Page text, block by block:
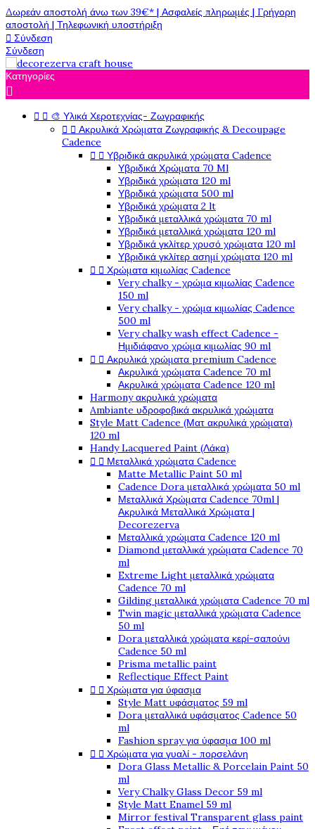
Δωρεάν αποστολή άνω των 39€* | Ασφαλείς πληρωμές | Γρήγορη
αποστολή | Τηλεφωνική υποστήριξη
 Σύνδεση
Σύνδεση
Κατηγορίες

  🎨 Υλικά Χεροτεχνίας- Ζωγραφικής
  Ακρυλικά Χρώματα Ζωγραφικής & Decoupage
Cadence
  Υβριδικά ακρυλικά χρώματα Cadence
Υβριδικά Χρώματα 70 Ml
Υβριδικά χρώματα 120 ml
Υβριδικά χρώματα 500 ml
Υβριδικά χρώματα 2 lt
Υβριδικά μεταλλικά χρώματα 70 ml
Υβριδικά μεταλλικά χρώματα 120 ml
Υβριδικά γκλίτερ χρυσό χρώματα 120 ml
Υβριδικά γκλίτερ ασημί χρώματα 120 ml
  Χρώματα κιμωλίας Cadence
Very chalky - χρώμα κιμωλίας Cadence
150 ml
Very chalky - χρώμα κιμωλίας Cadence
500 ml
Very chalky wash effect Cadence -
Ημιδιάφανο χρώμα κιμωλίας 90 ml
  Ακρυλικά χρώματα premium Cadence
Ακρυλικά χρώματα Cadence 70 ml
Ακρυλικά χρώματα Cadence 120 ml
Harmony ακρυλικά χρώματα
Ambiante υδροφοβικά ακρυλικά χρώματα
Style Matt Cadence (Ματ ακρυλικά χρώματα)
120 ml
Handy Lacquered Paint (Λάκα)
  Μεταλλικά χρώματα Cadence
Matte Metallic Paint 50 ml
Cadence Dora μεταλλικά χρώματα 50 ml
Μεταλλικά Χρώματα Cadence 70ml |
Ακρυλικά Μεταλλικά Χρώματα |
Decorezerva
Μεταλλικά χρώματα Cadence 120 ml
Diamond μεταλλικά χρώματα Cadence 70
ml
Extreme Light μεταλλικά χρώματα
Cadence 70 ml
Gilding μεταλλικά χρώματα Cadence 70 ml
Twin magic μεταλλικά χρώματα Cadence
50 ml
Dora μεταλλικά χρώματα κερί-σαπούνι
Cadence 50 ml
Prisma metallic paint
Reflectique Effect Paint
  Χρώματα για ύφασμα
Style Matt υφάσματος 59 ml
Dora μεταλλικά υφάσματος Cadence 50
ml
Fashion spray για ύφασμα 100 ml
  Χρώματα για γυαλί - πορσελάνη
Dora Glass Metallic & Porcelain Paint 50
ml
Very Chalky Glass Decor 59 ml
Style Matt Enamel 59 ml
Mirror festival Transparent glass paint